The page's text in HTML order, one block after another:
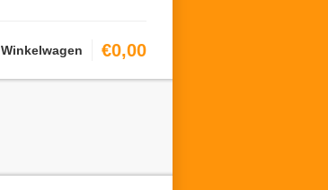
Winkelwagen €0,00